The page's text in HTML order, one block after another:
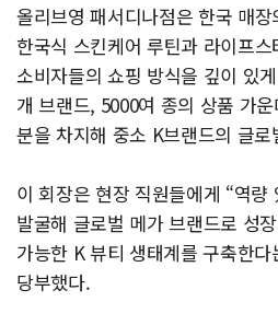
올리브영 패서디나점은 한국 매
한국식 스킨케어 루틴과 라이프
소비자들의 쇼핑 방식을 깊이 있
개 브랜드, 5000여 종의 상품 가
분을 차지해 중소 K브랜드의 글
이 회장은 현장 직원들에게 “역량
발굴해 글로벌 메가 브랜드로 성
가능한 K 뷰티 생태계를 구축한
당부했다.